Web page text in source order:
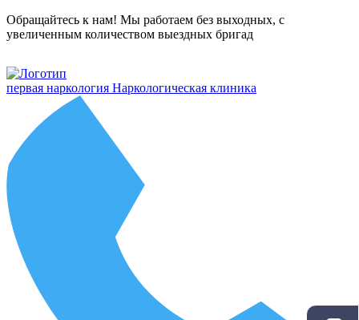
Обращайтесь к нам! Мы работаем без выходных, с
увеличенным количеством выездных бригад
первая наркология Наркологическая клиника